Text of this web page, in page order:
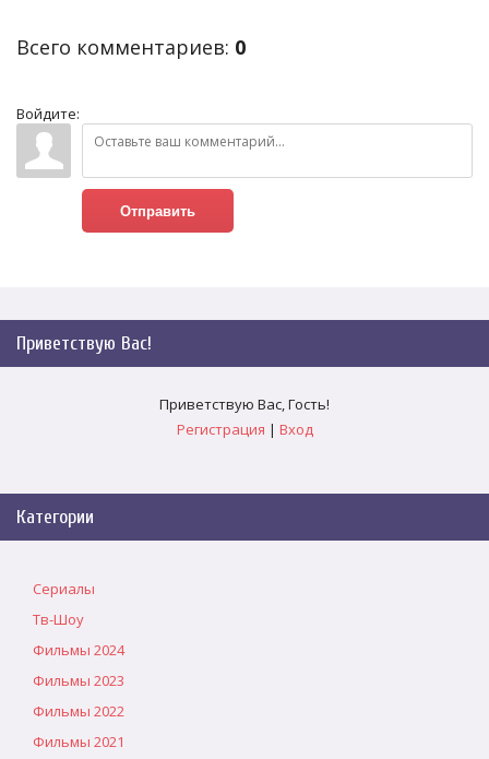
Всего комментариев: 0
Войдите:
Отправить
Приветствую Вас!
Приветствую Вас,Гость!
Регистрация | Вход
Категории
Сериалы
Тв-Шоу
Фильмы 2024
Фильмы 2023
Фильмы 2022
Фильмы 2021